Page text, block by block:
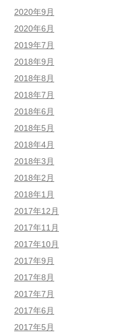
2020年9月
2020年6月
2019年7月
2018年9月
2018年8月
2018年7月
2018年6月
2018年5月
2018年4月
2018年3月
2018年2月
2018年1月
2017年12月
2017年11月
2017年10月
2017年9月
2017年8月
2017年7月
2017年6月
2017年5月